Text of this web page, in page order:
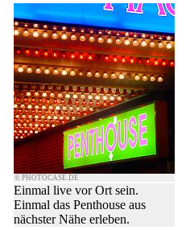
© PHOTOCASE.DE
Einmal live vor Ort sein.
Einmal das Penthouse aus
nächster Nähe erleben.